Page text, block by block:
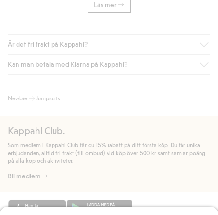
Läs mer
Är det fri frakt på Kappahl?
Är du medlem i Kappahl Club har du alltid gratis frakt till butik
automatik efter du loggat in och identifierats som medlem.
handlar för.
Läs mer
Kan man betala med Klarna på Kappahl?
bland annat faktura och swish men även andra betalningssätt.
allmänna villkor.
Läs mer
Newbie Jumpsuits
Kappahl Club.
Som medlem i Kappahl Club får du 15% rabatt på ditt första köp. Du får unika
erbjudanden, alltid fri frakt (till ombud) vid köp över 500 kr samt samlar poäng
på alla köp och aktiviteter.
Bli medlem